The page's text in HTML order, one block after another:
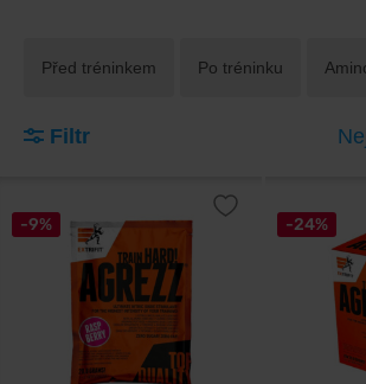
Před tréninkem Po tréninku
Filtr
-9% -24%